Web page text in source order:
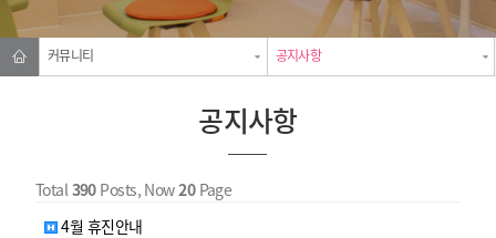
커뮤니티 공지사항
공지사항
Total390Posts, Now20Page
4월 휴진안내